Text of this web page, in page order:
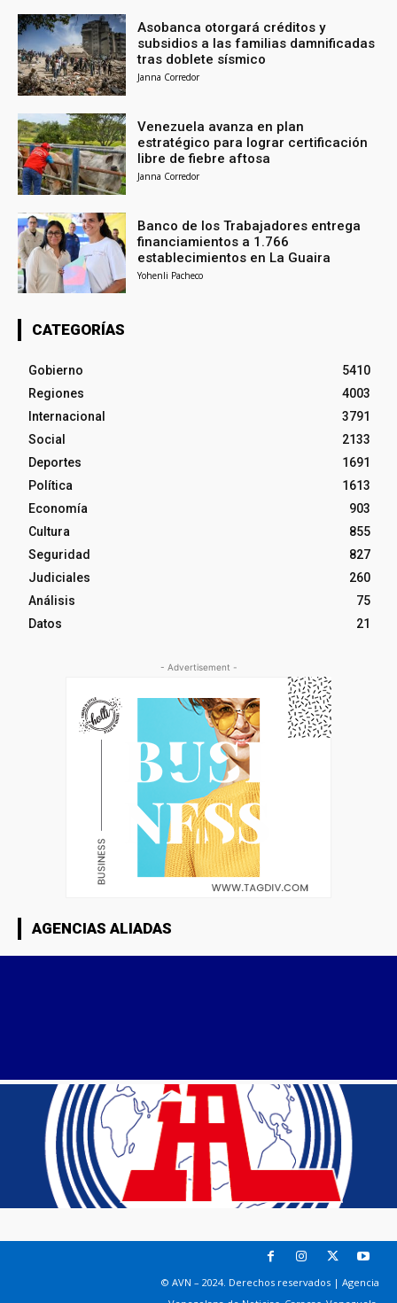
Asobanca otorgará créditos y
subsidios a las familias damnificadas
tras doblete sísmico
Janna Corredor
Venezuela avanza en plan
estratégico para lograr certificación
libre de fiebre aftosa
Janna Corredor
Banco de los Trabajadores entrega
financiamientos a 1.766
establecimientos en La Guaira
Yohenli Pacheco
CATEGORÍAS
Gobierno
5410
Regiones
4003
Internacional
3791
Social
2133
Deportes
1691
Política
1613
Economía
903
Cultura
855
Seguridad
827
Judiciales
260
Análisis
75
Datos
21
- Advertisement -
AGENCIAS ALIADAS
© AVN – 2024. Derechos reservados | Agencia